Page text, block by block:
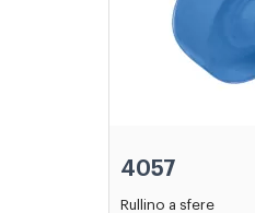
4057
Rullino a sfere